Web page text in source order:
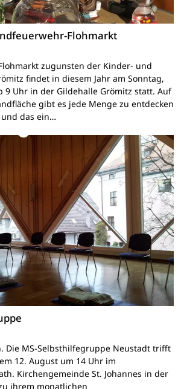
Flohmarkt
zugunsten der Kinder- und
findet in diesem Jahr am Sonntag,
9 Uhr in der Gildehalle Grömitz statt. Auf
gibt es jede Menge zu entdecken
das ein…
Die MS-Selbsthilfegruppe Neustadt trifft
12. August um 14 Uhr im
Kirchengemeinde St. Johannes in der
ihrem monatlichen